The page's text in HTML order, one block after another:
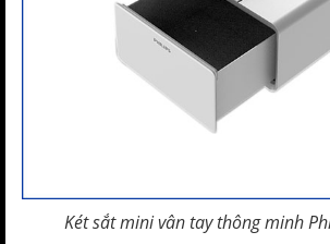
Két sắt mini vân tay thông minh